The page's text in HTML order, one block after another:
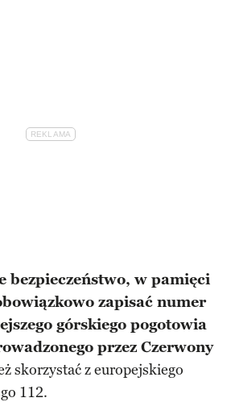
bezpieczeństwo, w pamięci
zapisać numer
górskiego pogotowia
przez Czerwony
skorzystać z europejskiego
112.